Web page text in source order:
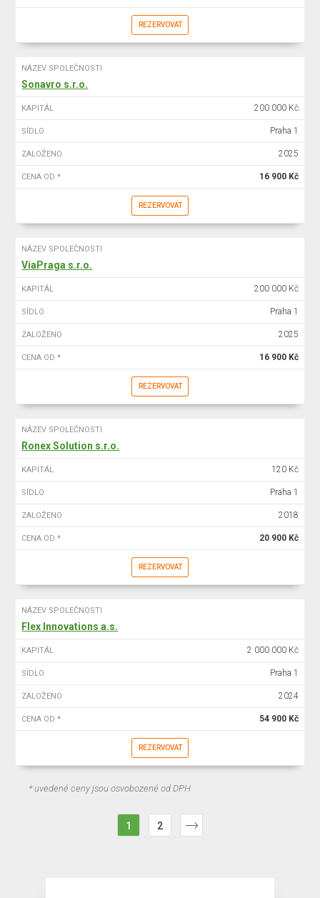
REZERVOVAT
NÁZEV SPOLEČNOSTI
Sonavro s.r.o.
KAPITÁL 200 000 Kč
SÍDLO Praha 1
ZALOŽENO 2025
CENA OD * 16 900 Kč
REZERVOVAT
NÁZEV SPOLEČNOSTI
ViaPraga s.r.o.
KAPITÁL 200 000 Kč
SÍDLO Praha 1
ZALOŽENO 2025
CENA OD * 16 900 Kč
REZERVOVAT
NÁZEV SPOLEČNOSTI
Ronex Solution s.r.o.
KAPITÁL 120 Kč
SÍDLO Praha 1
ZALOŽENO 2018
CENA OD * 20 900 Kč
REZERVOVAT
NÁZEV SPOLEČNOSTI
Flex Innovations a.s.
KAPITÁL 2 000 000 Kč
SÍDLO Praha 1
ZALOŽENO 2024
CENA OD * 54 900 Kč
REZERVOVAT
* uvedené ceny jsou osvobozené od DPH
1 2